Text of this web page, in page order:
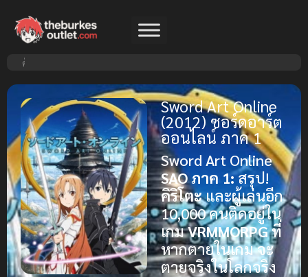
Sword Art Online
(2012) ซอร์ดอาร์ต
ออนไลน์ ภาค 1
Sword Art Online
SAO ภาค 1:สรุป!
คิริโตะและผู้เล่นอีก
10,000 คนติดอยู่ใน
เกมVRMMORPGที่
หากตายในเกม จะ
ตายจริงในโลกจริง